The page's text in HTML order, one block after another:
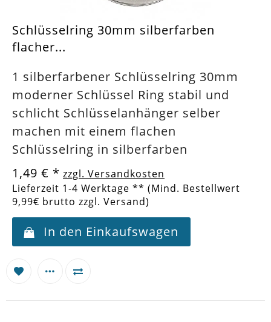
Schlüsselring 30mm silberfarben
flacher...
1 silberfarbener Schlüsselring 30mm
moderner Schlüssel Ring stabil und
schlicht Schlüsselanhänger selber
machen mit einem flachen
Schlüsselring in silberfarben
1,49 € * zzgl. Versandkosten
Lieferzeit 1-4 Werktage ** (Mind. Bestellwert
9,99€ brutto zzgl. Versand)
In den Einkaufswagen